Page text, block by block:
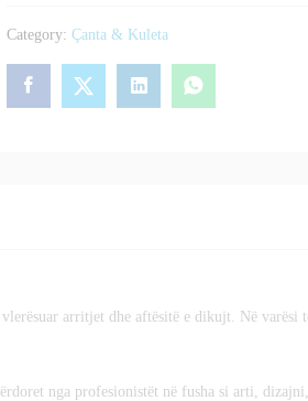
Category:Çanta & Kuleta
arritjet dhe aftësitë e dikujt. Në varësi
nga profesionistët në fusha si arti, dizajni,